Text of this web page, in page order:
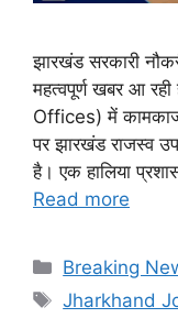
झारखंड सरकारी
महत्वपूर्ण खबर आ
Offices) में
पर झारखंड राजस्व
है। एक हालिया
Read more
Categories
Breaking
Tags
Jharkhand